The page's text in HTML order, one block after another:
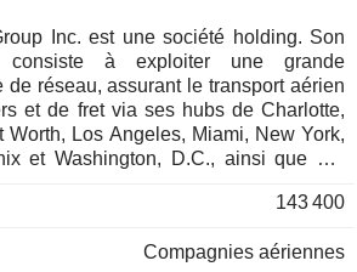
Inc. est une société holding. Son
consiste à exploiter une grande
de réseau, assurant le transport aérien
et de fret via ses hubs de Charlotte,
Worth, Los Angeles, Miami, New York,
et Washington, D.C., ainsi que par
Seattle/Tacoma, Sydney et Tokyo,
régionaux tiers opérant sous
143 400
Compagnies aériennes